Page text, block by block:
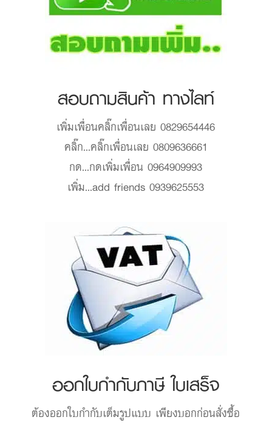
สอบถามสินค้า ทางไลท์
เพิ่มเพื่อนคลิ๊กเพื่อนเลย 0829654446
คลิ๊ก...คลิ๊กเพื่อนเลย 0809636661
กด...กดเพิ่มเพื่อน 0964909993
เพิ่ม...add friends 0939625553
ออกใบกำกับภาษี ใบเสร็จ
ต้องออกใบกำกับเต็มรูปแบบ เพียงบอกก่อนสั่งซื้อ